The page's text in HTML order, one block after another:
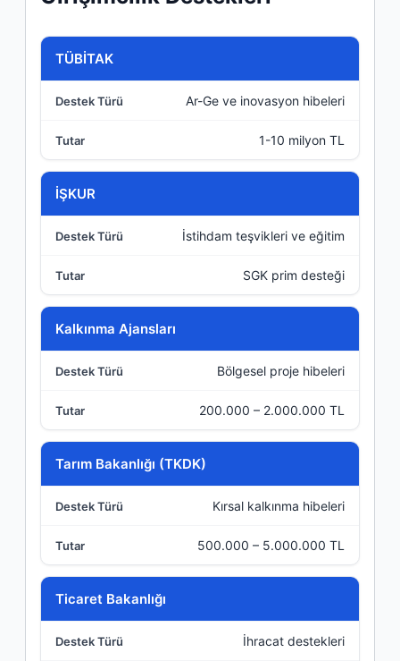
Kurum
Destek Türü
Tutar
TÜBİTAK
Ar-Ge ve inovasyon hibeleri
1-10 milyon TL
İŞKUR
İstihdam teşvikleri ve eğitim
SGK prim desteği
Kalkınma Ajansları
Bölgesel proje hibeleri
200.000 – 2.000.000 TL
Tarım Bakanlığı (TKDK)
Kırsal kalkınma hibeleri
500.000 – 5.000.000 TL
Ticaret Bakanlığı
İhracat destekleri